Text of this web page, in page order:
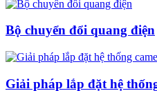
Bộ chuyển đổi quang điện
Giải pháp lắp đặt hệ